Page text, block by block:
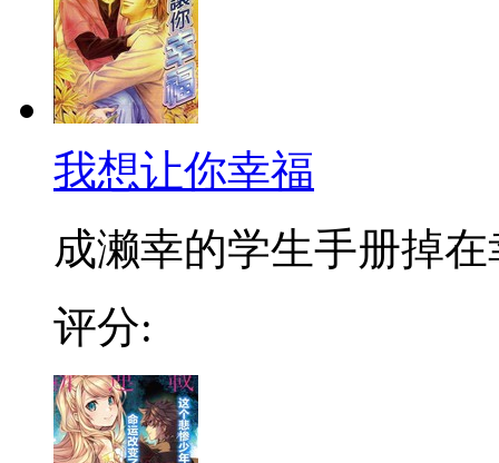
我想让你幸福
成濑幸的学生手册掉
评分: